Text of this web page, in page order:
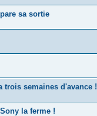
sa sortie
trois semaines d'avance !
la ferme !